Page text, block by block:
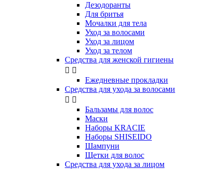
Дезодоранты
Для бритья
Мочалки для тела
Уход за волосами
Уход за лицом
Уход за телом
Средства для женской гигиены
 
Ежедневные прокладки
Средства для ухода за волосами
 
Бальзамы для волос
Маски
Наборы KRACIE
Наборы SHISEIDO
Шампуни
Щетки для волос
Средства для ухода за лицом